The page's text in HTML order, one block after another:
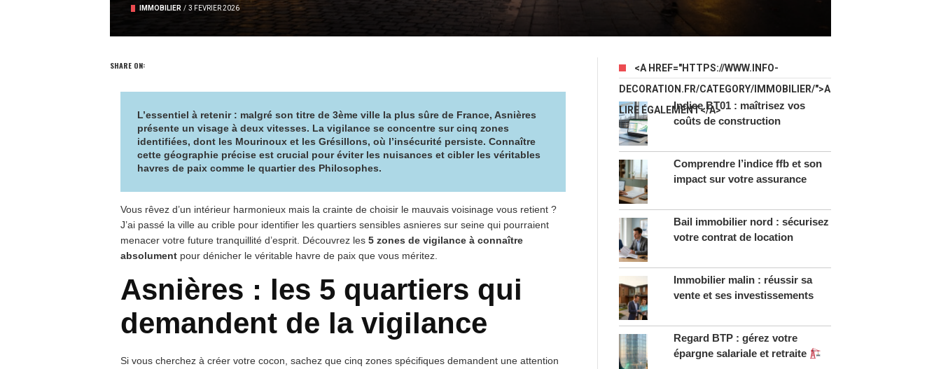
IMMOBILIER / 3 FÉVRIER 2026
SHARE ON:
L’essentiel à retenir : malgré son titre de 3ème ville la plus sûre de France, Asnières
présente un visage à deux vitesses. La vigilance se concentre sur cinq zones
identifiées, dont les Mourinoux et les Grésillons, où l’insécurité persiste. Connaître
cette géographie précise est crucial pour éviter les nuisances et cibler les véritables
havres de paix comme le quartier des Philosophes.
Vous rêvez d’un intérieur harmonieux mais la crainte de choisir le mauvais voisinage vous retient ?
J’ai passé la ville au crible pour identifier les quartiers sensibles asnieres sur seine qui pourraient
menacer votre future tranquillité d’esprit. Découvrez les 5 zones de vigilance à connaître
absolument pour dénicher le véritable havre de paix que vous méritez.
Asnières : les 5 quartiers qui
demandent de la vigilance
Si vous cherchez à créer votre cocon, sachez que cinq zones spécifiques demandent une attention
<A HREF="HTTPS://WWW.INFO-
DECORATION.FR/CATEGORY/IMMOBILIER/">A
LIRE ÉGALEMENT</A>Indice BT01 : maîtrisez vos
coûts de construction
Comprendre l’indice ffb et son
impact sur votre assurance
Bail immobilier nord : sécurisez
votre contrat de location
Immobilier malin : réussir sa
vente et ses investissements
Regard BTP : gérez votre
épargne salariale et retraite